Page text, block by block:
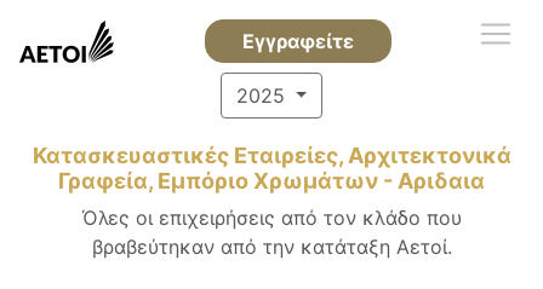
Εγγραφείτε
2025
Κατασκευαστικές Εταιρείες, Αρχιτεκτονικά
Γραφεία, Εμπόριο Χρωμάτων - Αριδαια
Όλες οι επιχειρήσεις από τον κλάδο που
βραβεύτηκαν από την κατάταξη Αετοί.